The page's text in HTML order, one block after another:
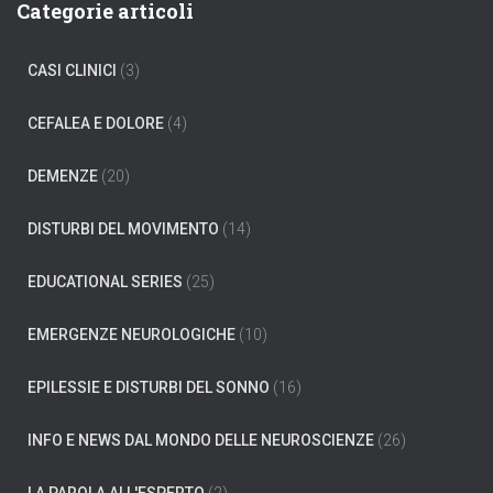
Categorie articoli
CASI CLINICI (3)
CEFALEA E DOLORE (4)
DEMENZE (20)
DISTURBI DEL MOVIMENTO (14)
EDUCATIONAL SERIES (25)
EMERGENZE NEUROLOGICHE (10)
EPILESSIE E DISTURBI DEL SONNO (16)
INFO E NEWS DAL MONDO DELLE NEUROSCIENZE (26)